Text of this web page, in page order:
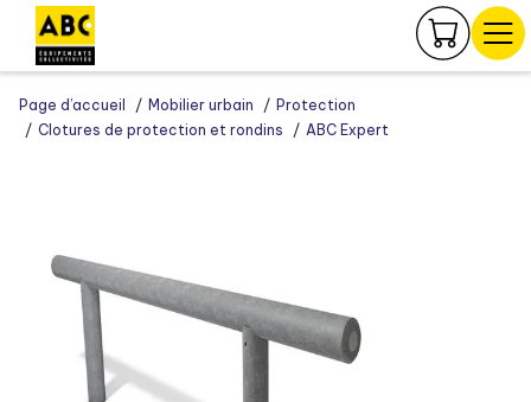
Page d’accueil Mobilier urbain
Protection
Clotures de protection et rondins
ABC Expert
Panneau de gestion des cookies